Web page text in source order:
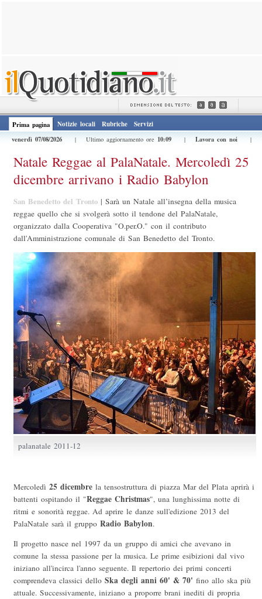
Prima pagina Notizie locali Rubriche
Servizi
venerdì 07/08/2026
| Ultimo aggiornamento ore 10:09 | Lavora con noi |
Natale Reggae al PalaNatale. Mercoledì 25
dicembre arrivano i Radio Babylon
San Benedetto del Tronto | Sarà un Natale all’insegna della musica
reggae quello che si svolgerà sotto il tendone del PalaNatale,
organizzato dalla Cooperativa "O.per.O." con il contributo
dall'Amministrazione comunale di San Benedetto del Tronto.
palanatale 2011-12
Mercoledì 25 dicembre la tensostruttura di piazza Mar del Plata aprirà i
battenti ospitando il "Reggae Christmas", una lunghissima notte di
ritmi e sonorità reggae. Ad aprire le danze sull'edizione 2013 del
PalaNatale sarà il gruppo Radio Babylon.
Il progetto nasce nel 1997 da un gruppo di amici che avevano in
comune la stessa passione per la musica. Le prime esibizioni dal vivo
iniziano all'incirca l'anno seguente. Il repertorio dei primi concerti
comprendeva classici dello Ska degli anni 60' & 70' fino allo ska più
attuale. Successivamente, iniziano a proporre brani inediti di propria